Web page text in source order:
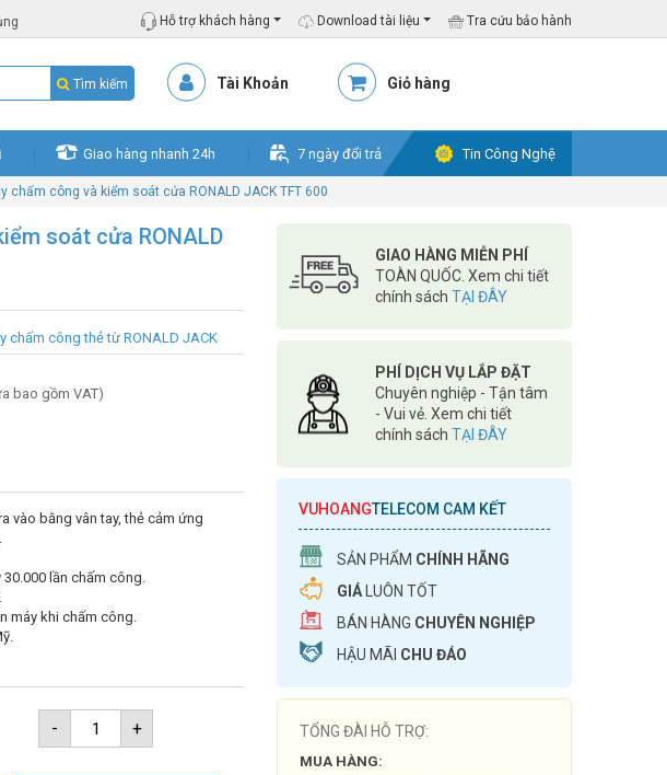
Hỗ trợ khách hàng Download tài liệu Tra cứu bảo hành
Tìm kiếm Tài Khoản Giỏ hàng
Giao hàng nhanh 24h 7 ngày đổi trả Tin Công Nghệ
chấm công và kiểm soát cửa RONALD JACK TFT 600
soát cửa RONALD
chấm công thẻ từ RONALD JACK
bao gồm VAT)
vào bằng vân tay, thẻ cảm ứng
lần chấm công.
máy khi chấm công.
-
Máy
chấm
công
+
GIAO HÀNG MIỄN PHÍ
TOÀN QUỐC. Xem chi tiết
chính sách TẠI ĐÂY
PHÍ DỊCH VỤ LẮP ĐẶT
Chuyên nghiệp - Tận tâm
- Vui vẻ. Xem chi tiết
chính sách TẠI ĐÂY
VUHOANGTELECOM CAM KẾT
SẢN PHẨM CHÍNH HÃNG
GIÁ LUÔN TỐT
BÁN HÀNG CHUYÊN NGHIỆP
HẬU MÃI CHU ĐÁO
TỔNG ĐÀI HỖ TRỢ:
MUA HÀNG: